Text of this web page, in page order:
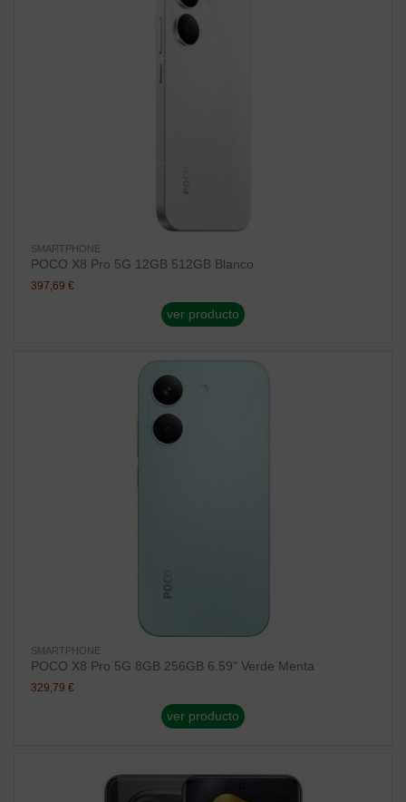
SMARTPHONE
POCO X8 Pro 5G 12GB 512GB Blanco
397,69 €
ver producto
SMARTPHONE
POCO X8 Pro 5G 8GB 256GB 6.59" Verde Menta
329,79 €
ver producto